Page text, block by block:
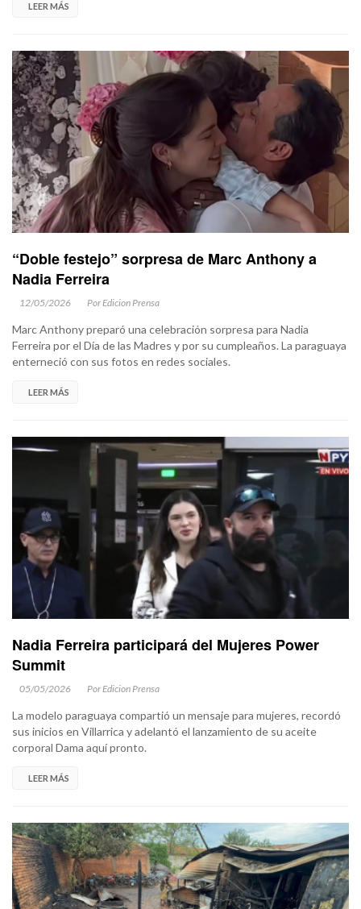
LEER MÁS
“Doble festejo” sorpresa de Marc Anthony a
Nadia Ferreira
12/05/2026 Por Edicion Prensa
Marc Anthony preparó una celebración sorpresa para Nadia
Ferreira por el Día de las Madres y por su cumpleaños. La paraguaya
enterneció con sus fotos en redes sociales.
LEER MÁS
Nadia Ferreira participará del Mujeres Power
Summit
05/05/2026 Por Edicion Prensa
La modelo paraguaya compartió un mensaje para mujeres, recordó
sus inicios en Villarrica y adelantó el lanzamiento de su aceite
corporal Dama aquí pronto.
LEER MÁS